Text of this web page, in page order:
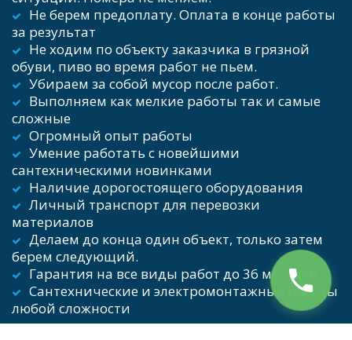
Не берем предоплату. Оплата в конце работы
за результат
Не ходим по объекту заказчика в грязной
обуви, пиво во время работ не пьем.
Убираем за собой мусор после работ.
Выполняем как мелкие работы так и самые
сложные
Огромный опыт работы
Умение работать с новейшими
сантехническими новинками
Наличие дорогостоящего оборудования
Личный транспорт для перевозки
материалов
Делаем до конца один объект, только затем
берем следующий.
Гарантия на все виды работ до 36 месяцев; -
Сантехнические и электромонтажные работы
любой сложности